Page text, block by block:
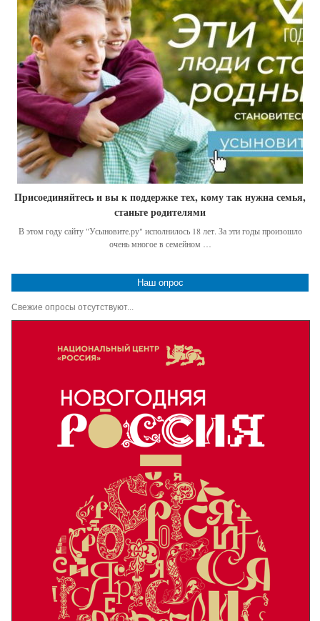
Присоединяйтесь и вы к поддержке тех, кому так нужна семья,
станьте родителями
В этом году сайту "Усыновите.ру" исполнилось 18 лет. За эти годы произошло
очень многое в семейном …
Наш опрос
Свежие опросы отсутствуют...